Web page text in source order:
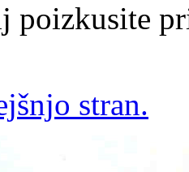
poizkusite
stran.